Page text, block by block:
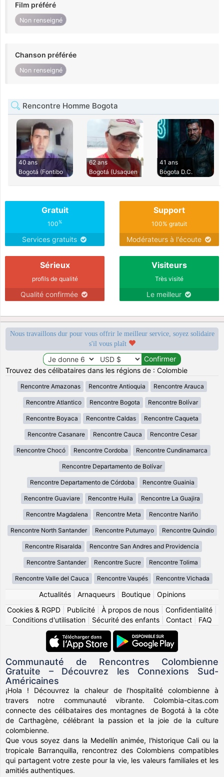
Film préféré
Non renseigné
Chanson préférée
Non renseigné
Rencontre Homme Bogota
40 ans
Bogotá (Fontibo
62 ans
Bogotá (Usaquen
41 ans
Bogota D.C.
Gratuit
100%
Services gratuits
Support
100% gratuit
Modérateurs à l'écoute
Sérieux
profils de qualité
Qualité confirmée
Visiteurs
Très visité
Le meilleur
Nous travaillons dur pour vous offrir le meilleur service, soyez solidaire
s'il vous plaît
Trouvez des célibataires dans les régions de : Colombie
Rencontre Amazonas Rencontre Antioquia Rencontre Arauca
Rencontre Atlantico Rencontre Bogota Rencontre Bolívar
Rencontre Boyaca Rencontre Caldas Rencontre Caqueta
Rencontre Casanare Rencontre Cauca Rencontre Cesar
Rencontre Chocó Rencontre Cordoba Rencontre Cundinamarca
Rencontre Departamento de Bolívar
Rencontre Departamento de Córdoba Rencontre Guainia
Rencontre Guaviare Rencontre Huila Rencontre La Guajira
Rencontre Magdalena Rencontre Meta Rencontre Nariño
Rencontre North Santander Rencontre Putumayo Rencontre Quindio
Rencontre Risaralda Rencontre San Andres and Providencia
Rencontre Santander Rencontre Sucre Rencontre Tolima
Rencontre Valle del Cauca Rencontre Vaupés Rencontre Vichada
Actualités| Arnaqueurs| Boutique| Opinions
Cookies & RGPD
Publicité À propos de nous Confidentialité
Conditions d'utilisation| Sécurité des enfants| Contact| FAQ
Communauté de Rencontres Colombienne
Gratuite – Découvrez les Connexions Sud-
Américaines
¡Hola ! Découvrez la chaleur de l'hospitalité colombienne à
travers notre communauté vibrante. Colombia-citas.com
connecte des célibataires des montagnes de Bogotá à la côte
de Carthagène, célébrant la passion et la joie de la culture
colombienne.
Que vous soyez dans la Medellín animée, l'historique Cali ou la
tropicale Barranquilla, rencontrez des Colombiens compatibles
qui partagent votre zeste pour la vie, les valeurs familiales et les
amitiés authentiques.